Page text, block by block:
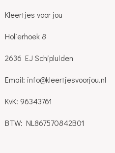
Kleertjes voor jou
Holierhoek 8
2636 EJ Schipluiden
Email: info@kleertjesvoorjou.nl
KvK: 96343761
BTW: NL867570842B01